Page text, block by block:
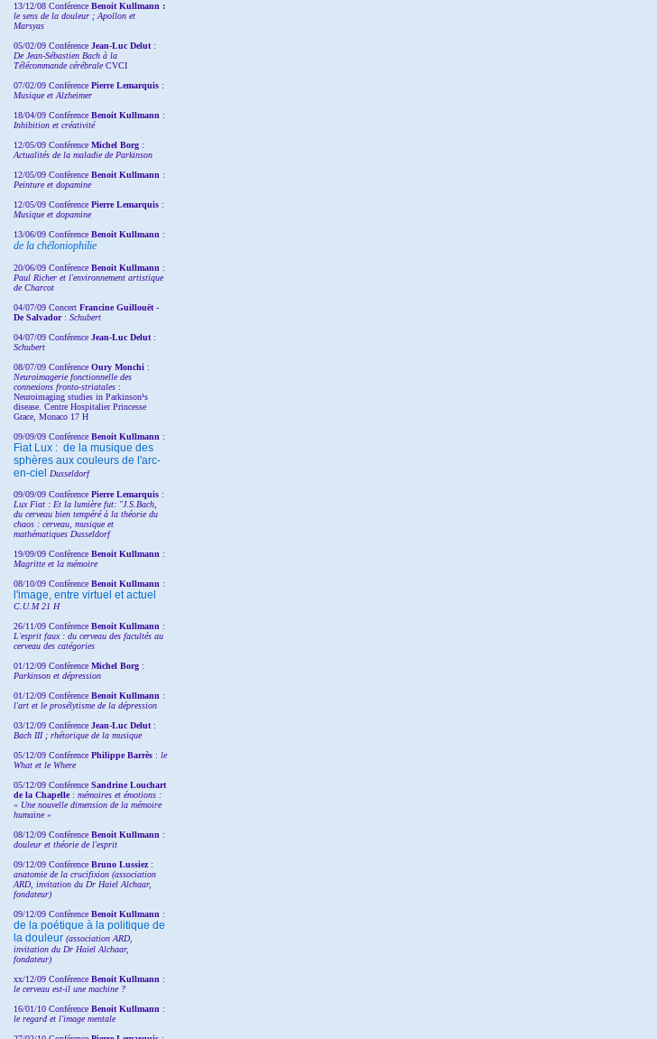
13/12/08 Conférence Benoit Kullmann :
le sens de la douleur ; Apollon et
Marsyas
05/02/09 Conférence Jean-Luc Delut :
De Jean-Sébastien Bach à la
Télécommande cérébraleCVCI
07/02/09 Conférence Pierre Lemarquis :
Musique et Alzheimer
18/04/09 Conférence Benoit Kullmann :
Inhibition et créativité
12/05/09 Conférence Michel Borg :
Actualités de la maladie de Parkinson
12/05/09 Conférence Benoit Kullmann :
Peinture et dopamine
12/05/09 Conférence Pierre Lemarquis :
Musique et dopamine
13/06/09 Conférence Benoit Kullmann :
de la chéloniophilie
20/06/09 Conférence Benoit Kullmann :
Paul Richer et l'environnement artistique
de Charcot
04/07/09 Concert Francine Guillouët -
De Salvador : Schubert
04/07/09 Conférence Jean-Luc Delut :
Schubert
08/07/09 Conférence Oury Monchi :
Neuroimagerie fonctionnelle des
connexions fronto-striatales :
Neuroimaging studies in Parkinson¹s
disease. Centre Hospitalier Princesse
Grace, Monaco 17 H
09/09/09 Conférence Benoit Kullmann :
Fiat Lux : de la musique des
sphères aux couleurs de l'arc-
en-ciel
Dusseldorf
09/09/09 Conférence Pierre Lemarquis :
Lux Fiat : Et la lumière fut: "J.S.Bach,
du cerveau bien tempéré à la théorie du
chaos : cerveau, musique et
mathématiques Dusseldorf
19/09/09 Conférence Benoit Kullmann :
Magritte et la mémoire
08/10/09 Conférence Benoit Kullmann :
l'image, entre virtuel et actuel
C.U.M 21 H
26/11/09 Conférence Benoit Kullmann :
L'esprit faux : du cerveau des facultés au
cerveau des catégories
01/12/09 Conférence Michel Borg :
Parkinson et dépression
01/12/09 Conférence Benoit Kullmann :
l'art et le prosélytisme de la dépression
03/12/09 Conférence Jean-Luc Delut :
Bach III ; rhétorique de la musique
05/12/09 Conférence Philippe Barrès : le
What et le Where
05/12/09 Conférence SandrineLouchart
de la Chapelle: mémoires et émotions :
« Une nouvelle dimension de la mémoire
humaine »
08/12/09 Conférence Benoit Kullmann :
douleur et théorie de l'esprit
09/12/09 Conférence Bruno Lussiez :
anatomie de la crucifixion (association
ARD, invitation du Dr Haiel Alchaar,
fondateur)
09/12/09 Conférence Benoit Kullmann :
de la poétique à la politique de
la douleur (association ARD,
invitation du Dr Haiel Alchaar,
fondateur)
xx/12/09 Conférence Benoit Kullmann :
le cerveau est-il une machine ?
16/01/10 Conférence Benoit Kullmann :
le regard et l'image mentale